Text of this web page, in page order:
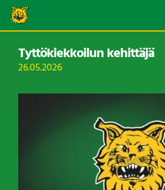
Tyttökiekkoilun kehittäjä
26.05.2026